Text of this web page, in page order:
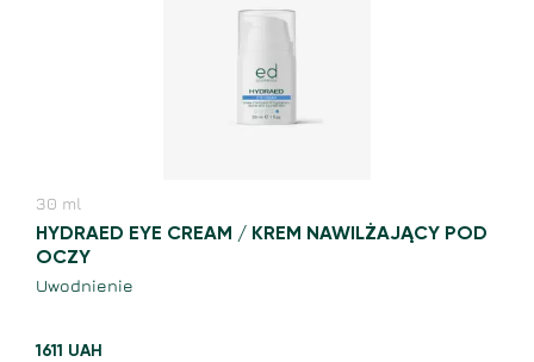
30 ml
HYDRAED EYE CREAM / KREM NAWILŻAJĄCY POD
OCZY
Uwodnienie
1611 UAH